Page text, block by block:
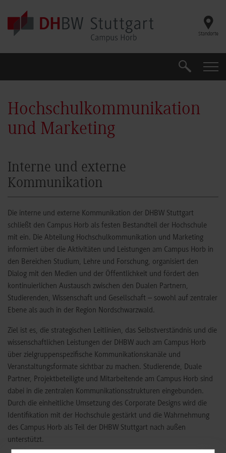
Skip to main content
Standorte
Suche
Hochschulkommunikation
und Marketing
Interne und externe
Kommunikation
Die interne und externe Kommunikation der DHBW Stuttgart
schließt den Campus Horb als festen Bestandteil der Hochschule
mit ein. Die Abteilung Hochschulkommunikation und Marketing
informiert über die Aktivitäten und Leistungen am Campus Horb in
den Bereichen Studium, Lehre und Forschung, organisiert den
Dialog mit den Medien und der Öffentlichkeit und fördert den
kontinuierlichen Austausch zwischen den Dualen Partnern,
Studierenden, Wissenschaft und Gesellschaft – sowohl auf zentraler
Ebene als auch in der Region Nordschwarzwald.
Ziel ist es, die strategischen Leitlinien, das Selbstverständnis und die
wissenschaftlichen Leistungen der DHBW auch am Campus Horb
über zielgruppenspezifische Kommunikationskanäle und
Veranstaltungsformate sichtbar zu machen. Studierende, Duale
Partner, Projektbeteiligte und Mitarbeitende am Campus Horb sind
dabei in die zentralen Kommunikationsstrukturen eingebunden.
Durch die einheitliche Umsetzung des Corporate Designs wird die
Identifikation mit der Hochschule gestärkt und die Wahrnehmung
des Campus Horb als Teil der DHBW Stuttgart nach außen
unterstützt.